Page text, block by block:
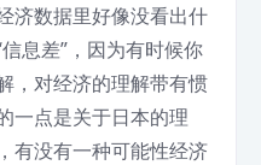
济数据里好像没看出什
息差”，因为有时候你
，对经济的理解带有惯
一点是关于日本的理
有没有一种可能性经济